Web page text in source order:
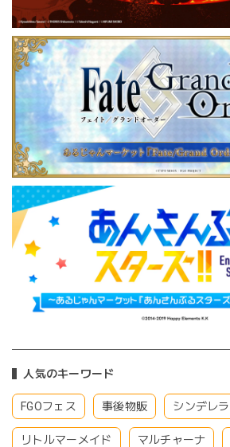
人気のキーワード
FGOフェス 事後物販 シンデレラ
リトルマーメイド マルチャーナ